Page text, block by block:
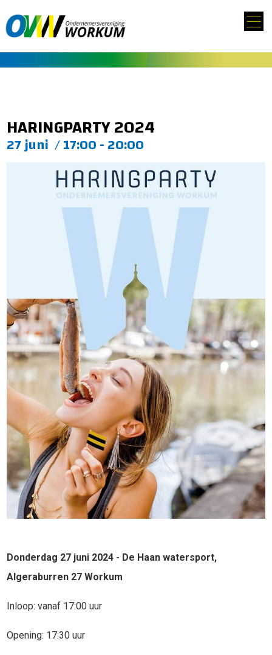
HARINGPARTY 2024
27 juni /17:00 - 20:00
Donderdag 27 juni 2024 - De Haan watersport,
Algeraburren 27 Workum
Inloop: vanaf 17:00 uur
Opening: 17:30 uur